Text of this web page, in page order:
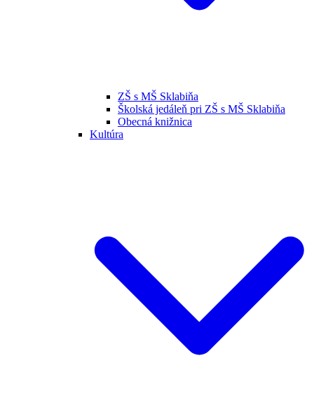
ZŠ s MŠ Sklabiňa
Školská jedáleň pri ZŠ s MŠ Sklabiňa
Obecná knižnica
Kultúra